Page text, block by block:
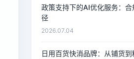
政策支持下的AI优化服务：
径
2026.07.04
日用百货快消品牌：从铺货